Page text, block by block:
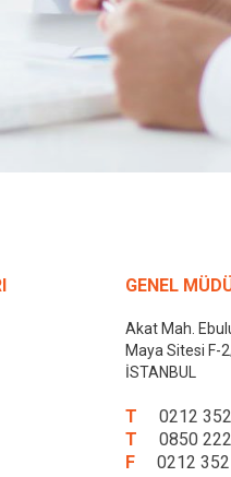
GENEL
Akat Mah.
Maya Sitesi F-
İSTANBUL
T
0212
T
0850
F
0212